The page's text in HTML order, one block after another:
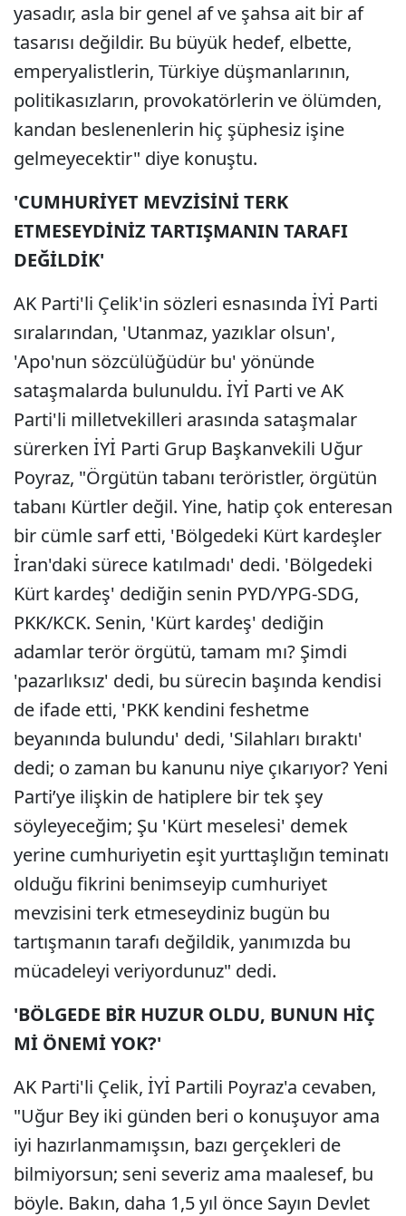
yasadır, asla bir genel af ve şahsa ait bir af
tasarısı değildir. Bu büyük hedef, elbette,
emperyalistlerin, Türkiye düşmanlarının,
politikasızların, provokatörlerin ve ölümden,
kandan beslenenlerin hiç şüphesiz işine
gelmeyecektir" diye konuştu.
'CUMHURİYET MEVZİSİNİ TERK
ETMESEYDİNİZ TARTIŞMANIN TARAFI
DEĞİLDİK'
AK Parti'li Çelik'in sözleri esnasında İYİ Parti
sıralarından, 'Utanmaz, yazıklar olsun',
'Apo'nun sözcülüğüdür bu' yönünde
sataşmalarda bulunuldu. İYİ Parti ve AK
Parti'li milletvekilleri arasında sataşmalar
sürerken İYİ Parti Grup Başkanvekili Uğur
Poyraz, "Örgütün tabanı teröristler, örgütün
tabanı Kürtler değil. Yine, hatip çok enteresan
bir cümle sarf etti, 'Bölgedeki Kürt kardeşler
İran'daki sürece katılmadı' dedi. 'Bölgedeki
Kürt kardeş' dediğin senin PYD/YPG-SDG,
PKK/KCK. Senin, 'Kürt kardeş' dediğin
adamlar terör örgütü, tamam mı? Şimdi
'pazarlıksız' dedi, bu sürecin başında kendisi
de ifade etti, 'PKK kendini feshetme
beyanında bulundu' dedi, 'Silahları bıraktı'
dedi; o zaman bu kanunu niye çıkarıyor? Yeni
Parti’ye ilişkin de hatiplere bir tek şey
söyleyeceğim; Şu 'Kürt meselesi' demek
yerine cumhuriyetin eşit yurttaşlığın teminatı
olduğu fikrini benimseyip cumhuriyet
mevzisini terk etmeseydiniz bugün bu
tartışmanın tarafı değildik, yanımızda bu
mücadeleyi veriyordunuz" dedi.
'BÖLGEDE BİR HUZUR OLDU, BUNUN HİÇ
Mİ ÖNEMİ YOK?'
AK Parti'li Çelik, İYİ Partili Poyraz'a cevaben,
"Uğur Bey iki günden beri o konuşuyor ama
iyi hazırlanmamışsın, bazı gerçekleri de
bilmiyorsun; seni severiz ama maalesef, bu
böyle. Bakın, daha 1,5 yıl önce Sayın Devlet